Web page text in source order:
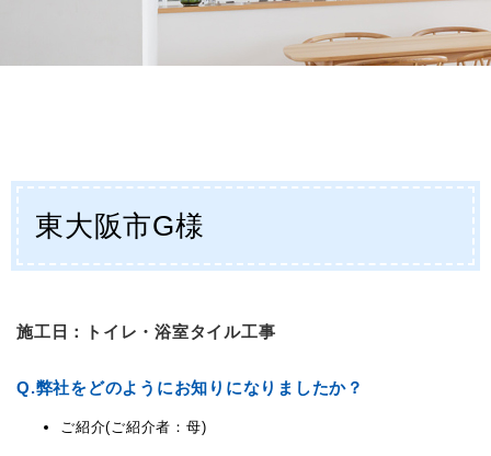
東大阪市G様
施工日：トイレ・浴室タイル工事
Q.弊社をどのようにお知りになりましたか？
ご紹介(ご紹介者：母)